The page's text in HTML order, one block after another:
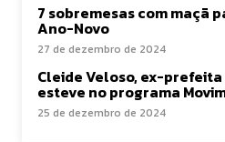
7 sobremesas com maçã
Ano-Novo
27 de dezembro de 2024
Cleide Veloso, ex-prefeita
esteve no programa
25 de dezembro de 2024